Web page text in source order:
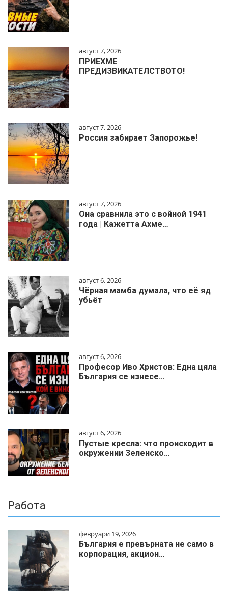
август 7, 2026
ПРИЕХМЕ
ПРЕДИЗВИКАТЕЛСТВОТО!
август 7, 2026
Россия забирает Запорожье!
август 7, 2026
Она сравнила это с войной 1941
года | Кажетта Ахме…
август 6, 2026
Чёрная мамба думала, что её яд
убьёт
август 6, 2026
Професор Иво Христов: Една цяла
България се изнесе…
август 6, 2026
Пустые кресла: что происходит в
окружении Зеленско…
Работа
февруари 19, 2026
България е превърната не само в
корпорация, акцион…